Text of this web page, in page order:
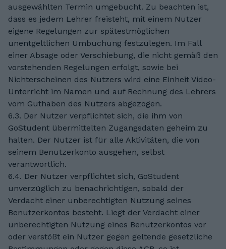
ausgewählten Termin umgebucht. Zu beachten ist,
dass es jedem Lehrer freisteht, mit einem Nutzer
eigene Regelungen zur spätestmöglichen
unentgeltlichen Umbuchung festzulegen. Im Fall
einer Absage oder Verschiebung, die nicht gemäß den
vorstehenden Regelungen erfolgt, sowie bei
Nichterscheinen des Nutzers wird eine Einheit Video-
Unterricht im Namen und auf Rechnung des Lehrers
vom Guthaben des Nutzers abgezogen.
6.3. Der Nutzer verpflichtet sich, die ihm von
GoStudent übermittelten Zugangsdaten geheim zu
halten. Der Nutzer ist für alle Aktivitäten, die von
seinem Benutzerkonto ausgehen, selbst
verantwortlich.
6.4. Der Nutzer verpflichtet sich, GoStudent
unverzüglich zu benachrichtigen, sobald der
Verdacht einer unberechtigten Nutzung seines
Benutzerkontos besteht. Liegt der Verdacht einer
unberechtigten Nutzung eines Benutzerkontos vor
oder verstößt ein Nutzer gegen geltende gesetzliche